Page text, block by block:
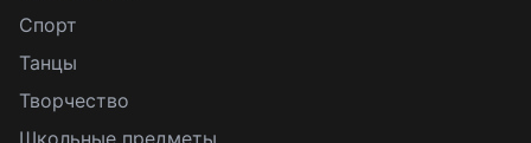
Спорт
Танцы
Творчество
Школьные предметы